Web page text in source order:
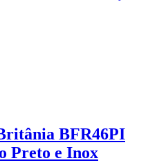
BFR46PI
Preto e Inox